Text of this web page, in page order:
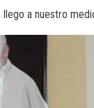
a nuestro